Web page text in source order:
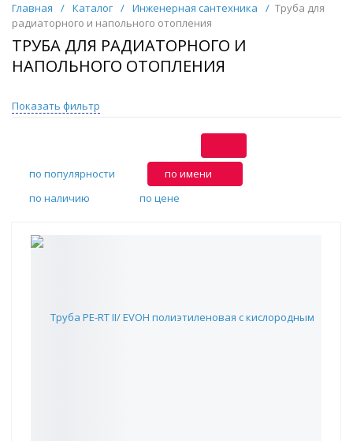
Главная / Каталог / Инженерная сантехника / Труба для
радиаторного и напольного отопления
ТРУБА ДЛЯ РАДИАТОРНОГО И
НАПОЛЬНОГО ОТОПЛЕНИЯ
Показать фильтр
по популярности
по имени
по наличию
по цене